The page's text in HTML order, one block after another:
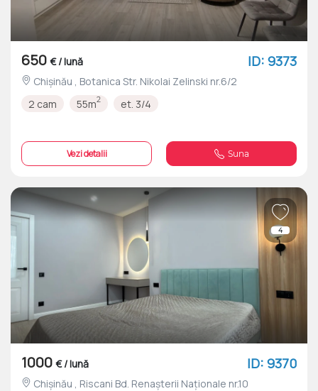
650 € / lună ID: 9373
Chișinău , Botanica Str. Nikolai Zelinski nr.6/2
2 cam
55m2 et. 3/4
Vezi detalii Suna
4
1000 € / lună ID: 9370
Chișinău , Riscani Bd. Renașterii Naționale nr.10